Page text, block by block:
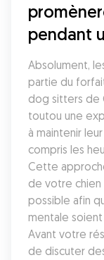
pendant
Absolument,
partie du
dog sitters de
toutou une
à maintenir
compris les
Cette
de votre chien
possible afin
mentale
Avant votre
de discuter